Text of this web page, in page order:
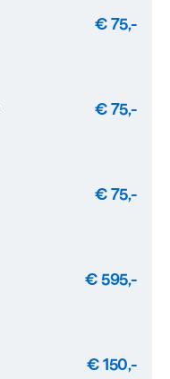
€ 75,-
€ 75,-
€ 75,-
€ 595,-
€ 150,-